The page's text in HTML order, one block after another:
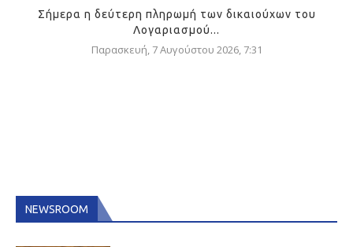
Σήμερα η δεύτερη πληρωμή των δικαιούχων του
Λογαριασμού...
Παρασκευή, 7 Αυγούστου 2026, 7:31
NEWSROOM